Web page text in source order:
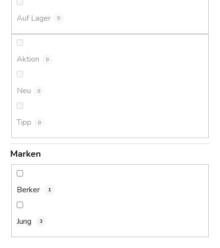
Auf Lager 0
Aktion 0
Neu 0
Tipp 0
Marken
Berker 1
Jung 3